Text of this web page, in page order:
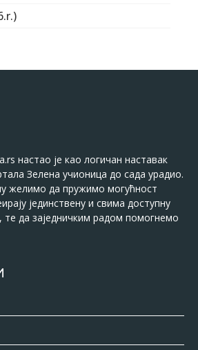
настао је као логичан наставак
Зелена учионица до сада урадио.
желимо да пружимо могућност
јединствену и свима доступну
да заједничким радом помогнемо